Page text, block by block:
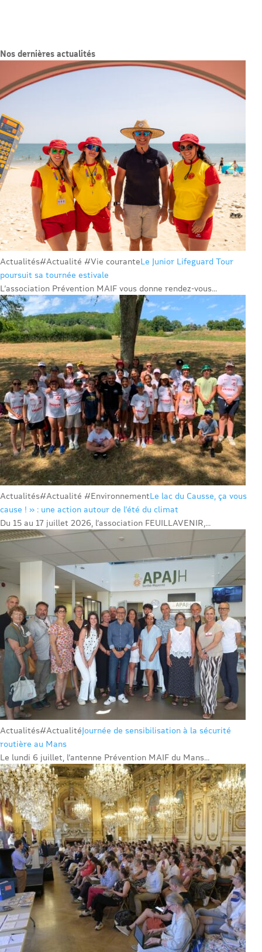
Nos dernières actualités
Actualités#Actualité #Vie couranteLe Junior Lifeguard Tour
poursuit sa tournée estivale
L’association Prévention MAIF vous donne rendez-vous...
Actualités#Actualité #EnvironnementLe lac du Causse, ça vous
cause ! » : une action autour de l’été du climat
Du 15 au 17 juillet 2026, l’association FEUILLAVENIR,...
Actualités#ActualitéJournée de sensibilisation à la sécurité
routière au Mans
Le lundi 6 juillet, l’antenne Prévention MAIF du Mans...